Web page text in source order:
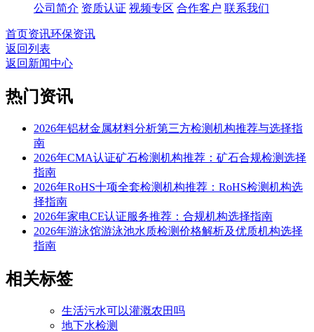
公司简介 资质认证 视频专区 合作客户 联系我们
首页资讯环保资讯
返回列表
返回新闻中心
热门资讯
2026年铝材金属材料分析第三方检测机构推荐与选择指
南
2026年CMA认证矿石检测机构推荐：矿石合规检测选择
指南
2026年RoHS十项全套检测机构推荐：RoHS检测机构选
择指南
2026年家电CE认证服务推荐：合规机构选择指南
2026年游泳馆游泳池水质检测价格解析及优质机构选择
指南
相关标签
生活污水可以灌溉农田吗
地下水检测